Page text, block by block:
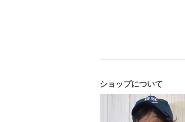
ショップについて